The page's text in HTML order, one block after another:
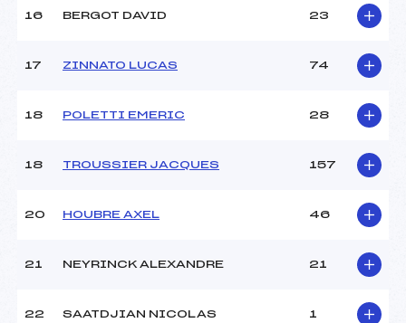
Min->Mas
16 BERGOT DAVID 23
17 ZINNATO LUCAS 74
18 POLETTI EMERIC 28
18 TROUSSIER JACQUES 157
20 HOUBRE AXEL 46
21 NEYRINCK ALEXANDRE 21
22 SAATDJIAN NICOLAS 1